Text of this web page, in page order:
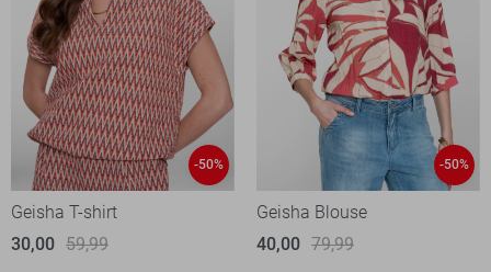
-50%
Geisha T-shirt
30,00 59,99
-50%
Geisha Blouse
40,00 79,99